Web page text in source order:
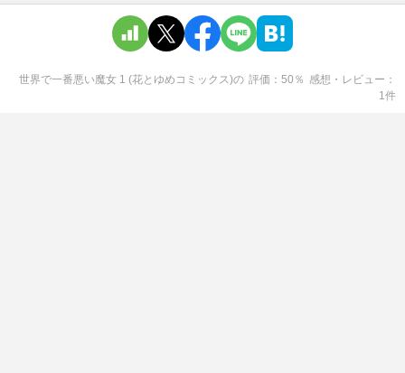
世界で一番悪い魔女 1 (花とゆめコミックス)の 評価 50 ％ 感想・レビュー
1 件